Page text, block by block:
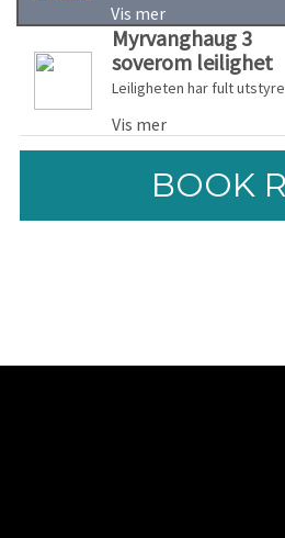
Vis mer
Myrvanghaug 3
soverom leilighet
Vis mer
BOOK